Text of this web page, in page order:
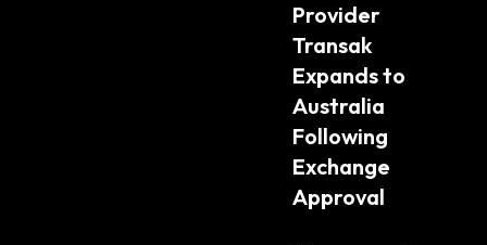
Provider
Transak
Expands to
Australia
Following
Exchange
Approval